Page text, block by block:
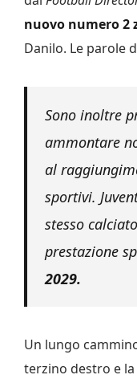
nuovo numero 2
Danilo. Le parole
Sono inoltre
ammontare
al
sportivi.
stesso
prestazione
2029.
Un lungo
terzino destro e la